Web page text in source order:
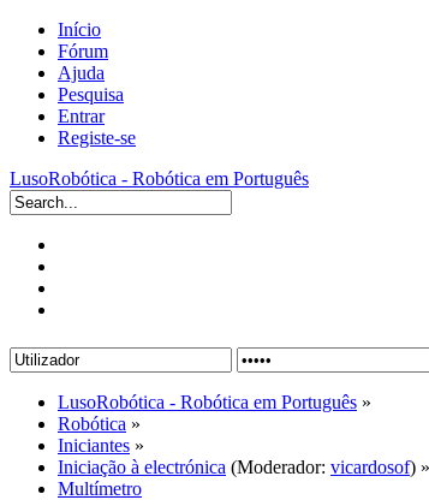
Início
Fórum
Ajuda
Pesquisa
Entrar
Registe-se
LusoRobótica - Robótica em Português
LusoRobótica - Robótica em Português »
Robótica »
Iniciantes »
Iniciação à electrónica (Moderador: vicardosof) »
Multímetro